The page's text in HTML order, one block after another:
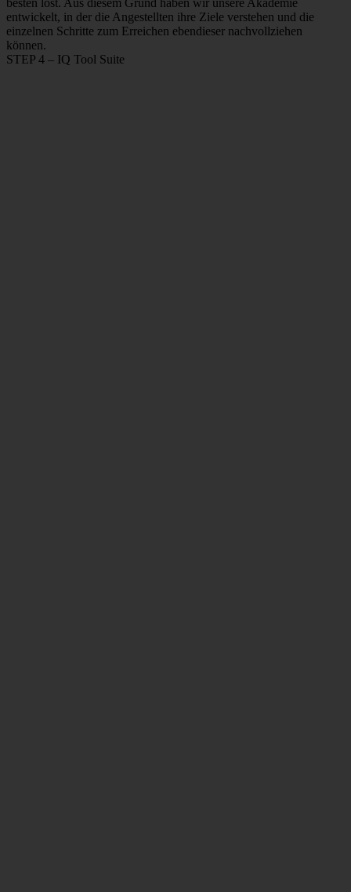
besten löst. Aus diesem Grund haben wir unsere Akademie
entwickelt, in der die Angestellten ihre Ziele verstehen und die
einzelnen Schritte zum Erreichen ebendieser nachvollziehen
können.
STEP 4 – IQ Tool Suite